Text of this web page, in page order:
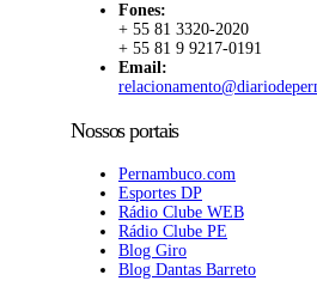
Fones:
+ 55 81 3320-2020
+ 55 81 9 9217-0191
Email:
Nossos portais
Pernambuco.com
Esportes DP
Rádio Clube WEB
Rádio Clube PE
Blog Giro
Blog Dantas Barreto